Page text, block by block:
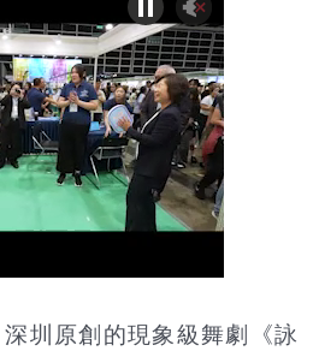
圳原創的現象級舞劇《詠